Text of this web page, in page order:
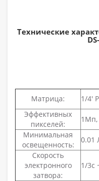
Технические
Матрица:
1/4'
Эффективных
пикселей:
1Мп,
Минимальная
освещенность:
0.01
Скорость
электронного
затвора:
1/3с